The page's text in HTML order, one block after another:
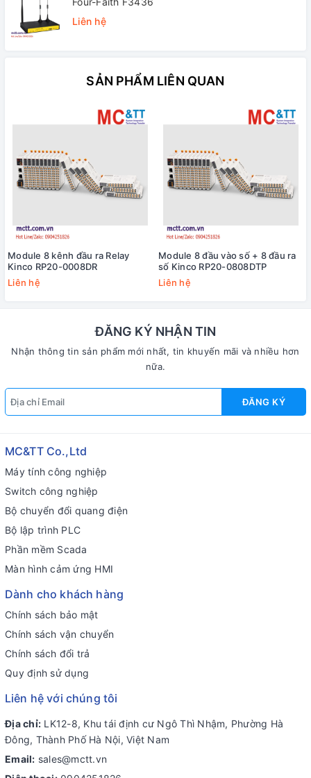
Liên hệ
SẢN PHẨM LIÊN QUAN
Module 8 kênh đầu ra Relay
Kinco RP20-0008DR
Liên hệ
Module 8 đầu vào số + 8 đầu ra
số Kinco RP20-0808DTP
Liên hệ
ĐĂNG KÝ NHẬN TIN
Nhận thông tin sản phẩm mới nhất, tin khuyến mãi và nhiều hơn
nữa.
ĐĂNG KÝ
MC&TT Co.,Ltd
Máy tính công nghiệp
Switch công nghiệp
Bộ chuyển đổi quang điện
Bộ lập trình PLC
Phần mềm Scada
Màn hình cảm ứng HMI
Dành cho khách hàng
Chính sách bảo mật
Chính sách vận chuyển
Chính sách đổi trả
Quy định sử dụng
Liên hệ với chúng tôi
Địa chỉ: LK12-8, Khu tái định cư Ngô Thì Nhậm, Phường Hà
Đông, Thành Phố Hà Nội, Việt Nam
Email: sales@mctt.vn